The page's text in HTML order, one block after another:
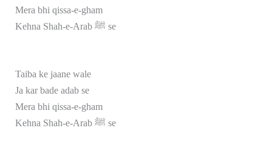
Mera bhi qissa-e-gham
Kehna Shah-e-Arab ﷺ se
Taiba ke jaane wale
Ja kar bade adab se
Mera bhi qissa-e-gham
Kehna Shah-e-Arab ﷺ se